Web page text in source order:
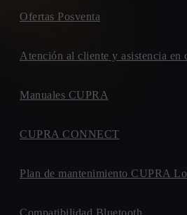
Ofertas Posventa
Atención al cliente y asistencia en
Manuales CUPRA
CUPRA CONNECT
Plan de mantenimiento CUPRA
Compatibilidad Bluetooth